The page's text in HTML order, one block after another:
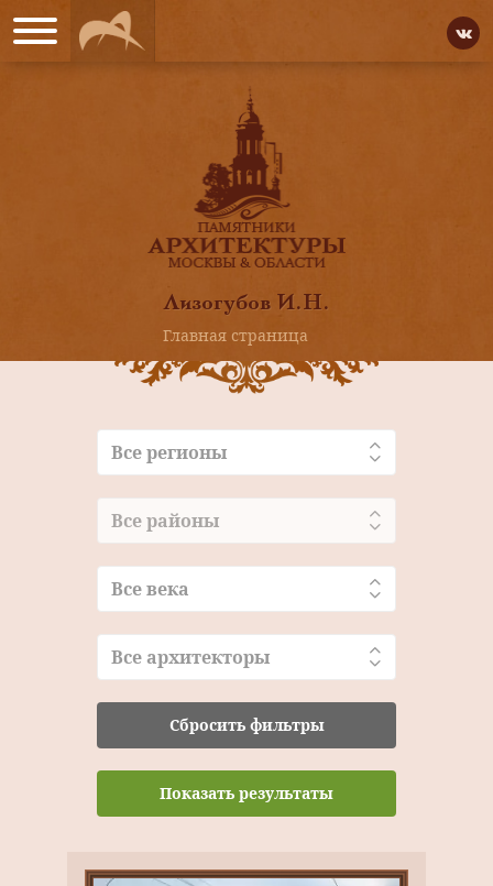
Лизогубов И.Н.
Главная страница
Все регионы
Все районы
Все века
Все архитекторы
Сбросить фильтры
Показать результаты